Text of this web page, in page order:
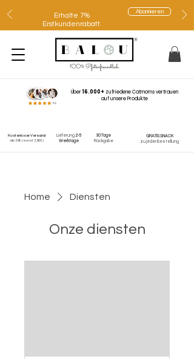
Erhalte 7%
Erstkundenrabatt.
Abonnieren
Über16.000+ zufriedene Catmoms vertrauen
auf unsere Produkte
GRATIS SNACK
zu jeder Bestellung
Kostenloser Versand
ab 39€(sonst 3,95€)
Lieferung 2-5
Werktage
30 Tage
Rückgabe
Home Diensten
Onze diensten